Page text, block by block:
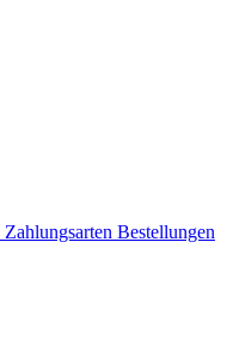
Zahlungsarten Bestellungen